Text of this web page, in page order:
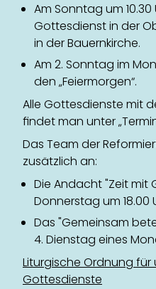
Am Sonntag um
Gottesdienst in der
in der Bauernkirche.
Am 2. Sonntag im
den „Feiermorgen“.
Alle Gottesdienste mit
findet man unter
Das Team der
zusätzlich an:
Die Andacht "Zeit mit
Donnerstag um 18.00
Das "Gemeinsam
4. Dienstag eines
Liturgische Ordnung
Gottesdienste